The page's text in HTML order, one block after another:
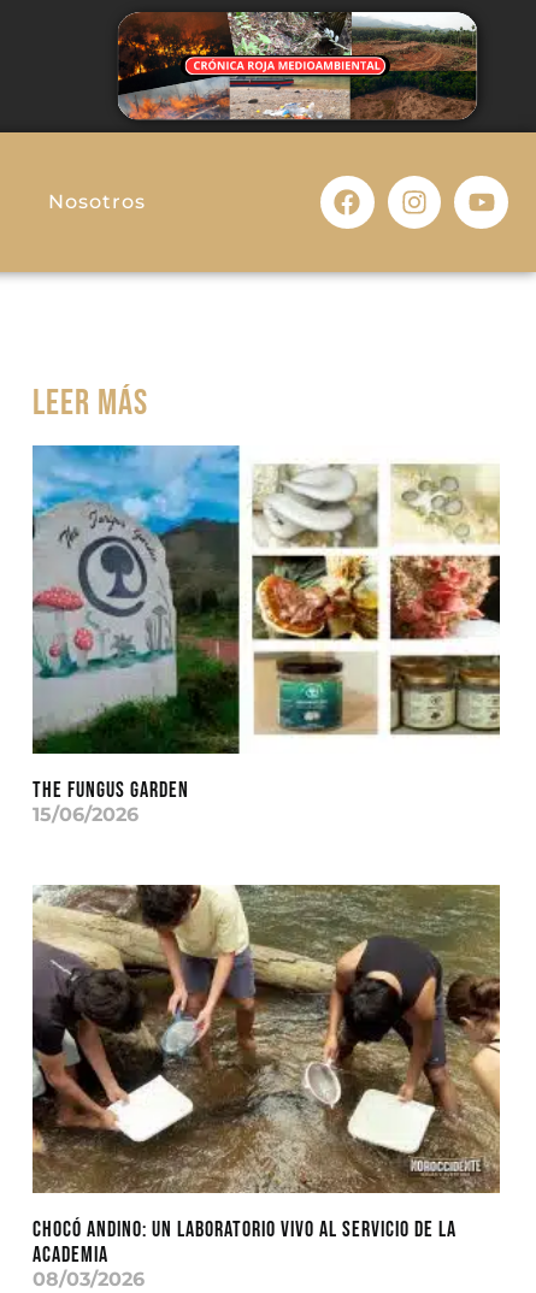
Nosotros
Leer más
THE FUNGUS GARDEN
15/06/2026
CHOCÓ ANDINO: Un laboratorio vivo al servicio de la
academia
08/03/2026